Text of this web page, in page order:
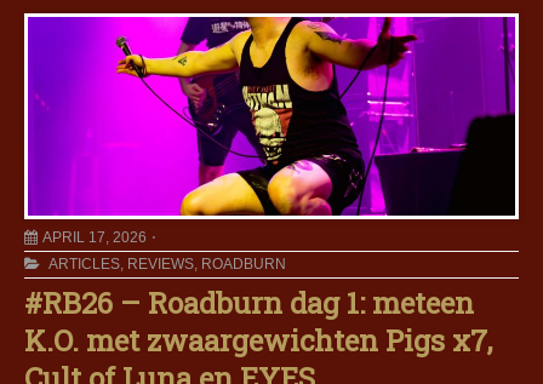
APRIL 17, 2026
ARTICLES, REVIEWS, ROADBURN
#RB26 – Roadburn dag 1: meteen
K.O. met zwaargewichten Pigs x7,